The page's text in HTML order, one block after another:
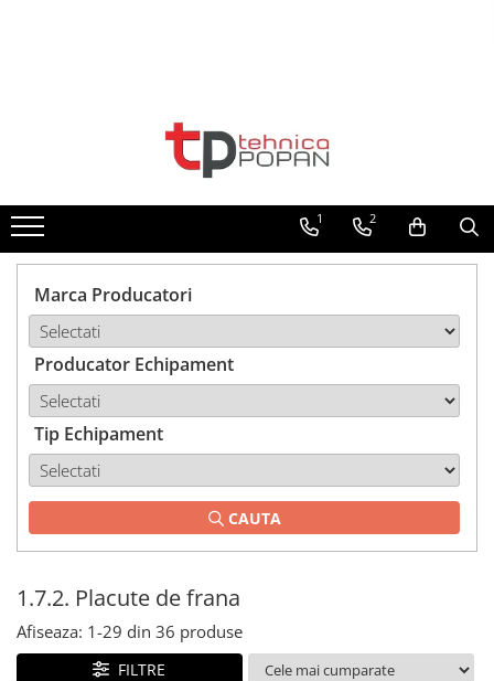
1. Piese & Accesorii Tractoare
1.1. Cabina & Caroserie
1.1.1. Geamuri
1.1.3. Embleme & Abtibilduri
1.1.4. Climatizare si accesorii
1.2. Piese cu Prindere în 3
Puncte si mecanism de ridicare
1.2.1. Prindere in 3 puncte
1.2.2. Mecanism de ridicare -
Tiranti si accesorii
1.3. Scaune & Accesorii
1.3.1. Scaune
1 2
Marca Producatori
Producator Echipament
Tip Echipament
CAUTA
1.7.2. Placute de frana
Afiseaza: 1-29 din 36 produse
FILTRE